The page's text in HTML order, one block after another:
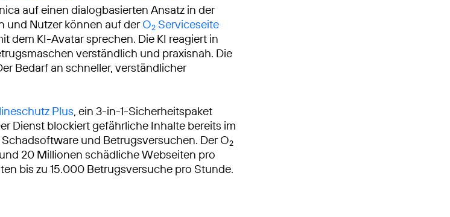
auf einen dialogbasierten Ansatz in der
und Nutzer können auf derO2 Serviceseite
dem KI-Avatar sprechen. Die KI reagiert in
verständlich und praxisnah. Die
Bedarf an schneller, verständlicher
Plus , ein 3-in-1-Sicherheitspaket
Dienst blockiert gefährliche Inhalte bereits im
und Betrugsversuchen. Der O2
20 Millionen schädliche Webseiten pro
bis zu 15.000 Betrugsversuche pro Stunde.